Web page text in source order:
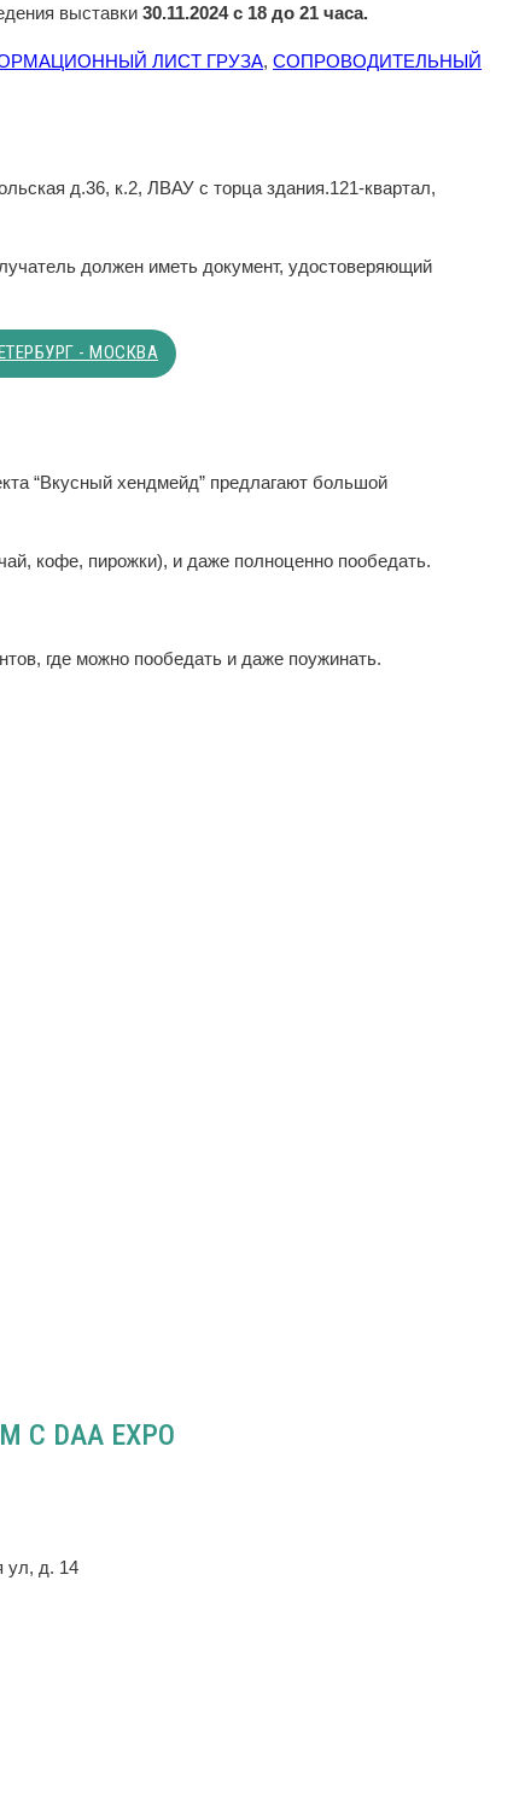
выставки30.11.2024 с 18 до 21 часа.
ЛИСТ ГРУЗА,СОПРОВОДИТЕЛЬНЫЙ
д.36, к.2, ЛВАУ с торца здания.121-квартал,
должен иметь документ, удостоверяющий
- МОСКВА
“Вкусный хендмейд” предлагают большой
кофе, пирожки), и даже полноценно пообедать.
где можно пообедать и даже поужинать.
DAA EXPO
ул, д. 14